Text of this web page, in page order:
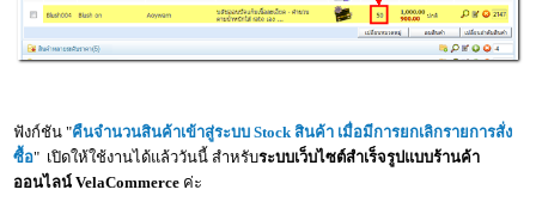
ฟังก์ชัน "คืนจำนวนสินค้าเข้าสู่ระบบ Stock สินค้า เมื่อมีการยกเลิกรายการสั่ง
ซื้อ" เปิดให้ใช้งานได้แล้ววันนี้ สำหรับระบบเว็บไซต์สำเร็จรูปแบบร้านค้า
ออนไลน์ VelaCommerce ค่ะ